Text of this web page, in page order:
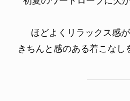
ほどよくリラックス感
きちんと感のある着こなし